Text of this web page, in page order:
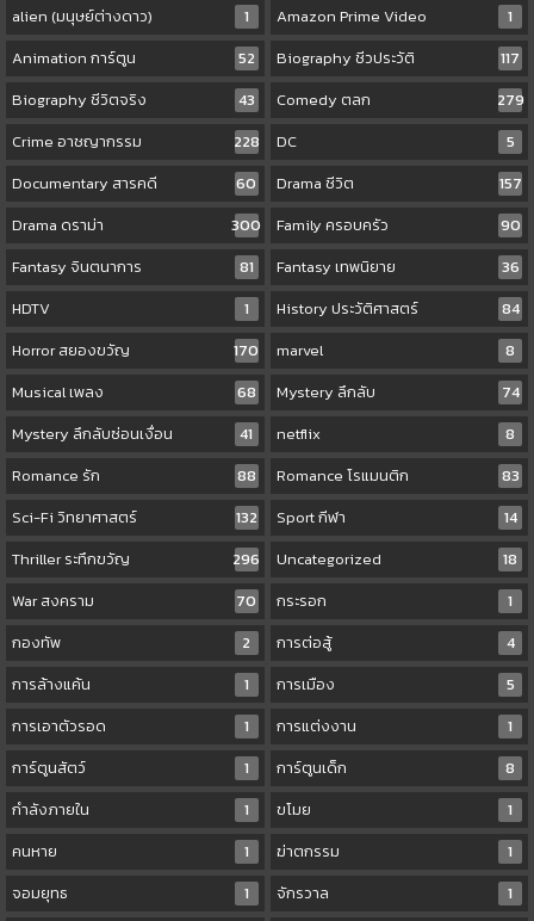
alien (มนุษย์ต่างดาว)
1 Amazon Prime Video
1
Animation การ์ตูน
52 Biography ชีวประวัติ
117
Biography ชีวิตจริง
43 Comedy ตลก
279
Crime อาชญากรรม
228 DC
5
Documentary สารคดี
60 Drama ชีวิต
157
Drama ดราม่า
300 Family ครอบครัว
90
Fantasy จินตนาการ
81 Fantasy เทพนิยาย
36
HDTV
1 History ประวัติศาสตร์
84
Horror สยองขวัญ
170 marvel
8
Musical เพลง
68 Mystery ลึกลับ
74
Mystery ลึกลับซ่อนเงื่อน
41 netflix
8
Romance รัก
88 Romance โรแมนติก
83
Sci-Fi วิทยาศาสตร์
132 Sport กีฬา
14
Thriller ระทึกขวัญ
296 Uncategorized
18
War สงคราม
70 กระรอก
1
กองทัพ
2 การต่อสู้
4
การล้างแค้น
1 การเมือง
5
การเอาตัวรอด
1 การแต่งงาน
1
การ์ตูนสัตว์
1 การ์ตูนเด็ก
8
กำลังภายใน
1 ขโมย
1
คนหาย
1 ฆ่าตกรรม
1
จอมยุทธ
1 จักรวาล
1